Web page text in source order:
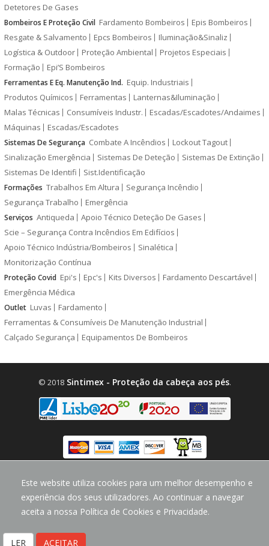
Este website utiliza cookies para um melhor desempenho e
experiência dos seus utilizadores. Ao continuar a navegar
aceita a nossa Política de Cookies e Privacidade.
LER ACEITAR
Detetores De Gases
Bombeiros E Proteção Civil Fardamento Bombeiros
Epis Bombeiros
Resgate & Salvamento
Epcs Bombeiros
Iluminação&Sinaliz
Logística & Outdoor
Proteção Ambiental
Projetos Especiais
Formação
Epi’S Bombeiros
Ferramentas E Eq. Manutenção Ind. Equip. Industriais
Produtos Químicos
Ferramentas
Lanternas&Iluminação
Malas Técnicas
Consumíveis Industr.
Escadas/Escadotes/Andaimes
Máquinas
Escadas/Escadotes
Sistemas De Segurança Combate A Incêndios
Lockout Tagout
Sinalização Emergência
Sistemas De Deteção
Sistemas De Extinção
Sistemas De Identifi
Sist.Identificação
Formações Trabalhos Em Altura
Segurança Incêndio
Segurança Trabalho
Emergência
Serviços Antiqueda
Apoio Técnico Deteção De Gases
Scie – Segurança Contra Incêndios Em Edifícios
Apoio Técnico Indústria/Bombeiros
Sinalética
Monitorização Contínua
Proteção Covid Epi's Epc's Kits Diversos
Fardamento Descartável
Emergência Médica
Outlet Luvas
Fardamento
Ferramentas & Consumíveis De Manutenção Industrial
Calçado Segurança
Equipamentos De Bombeiros
© 2018Sintimex - Proteção da cabeça aos pés.
design byCodeMind.PT
Parceiro Digital desde 2018 Top 5% PME